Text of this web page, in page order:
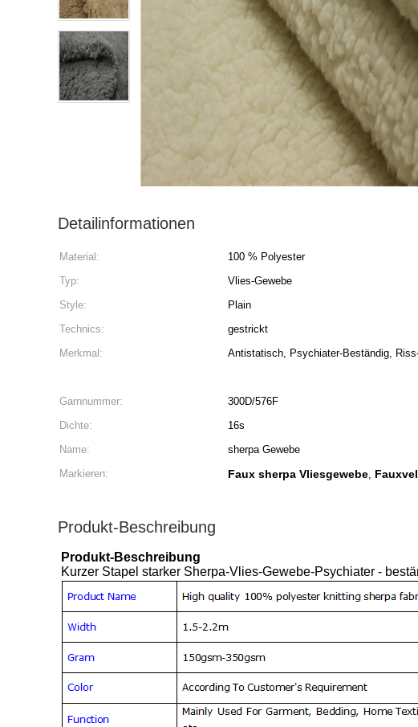
Detailinformationen
Material: 100 % Polyester
Typ:
Vlies-Gewebe
Style:
Plain
Technics:
gestrickt
Merkmal:
Antistatisch, Psychiater-Beständig,
Garnnummer:
300D/576F
Dichte:
16s
Name:
sherpa Gewebe
Markieren:
Faux sherpa Vliesgewebe,
Produkt-Beschreibung
Produkt-Beschreibung
Kurzer Stapel starker Sherpa-Vlies-Gewebe-Psychiater -